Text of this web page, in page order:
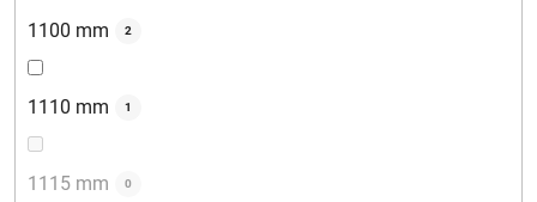
1100 mm 2
1110 mm 1
1115 mm 0